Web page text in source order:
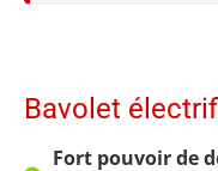
Bavolet
Fort pouvoir de